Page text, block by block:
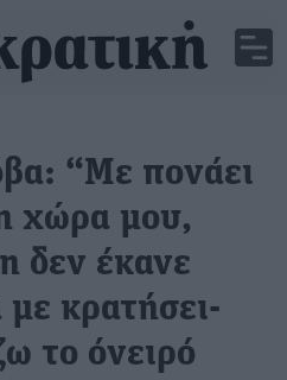
“Με πονάει
χώρα μου,
δεν έκανε
με κρατήσει-
το όνειρό